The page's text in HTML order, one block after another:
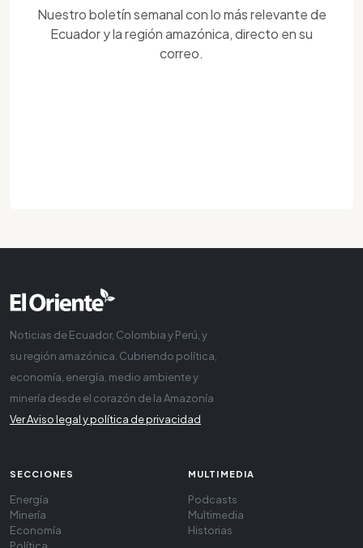
Nuestro boletín semanal con lo más relevante de
Ecuador y la región amazónica, directo en su
correo.
Noticias de Ecuador, Colombia y Perú, y
su región amazónica. Cubriendo política,
economía, energía, medio ambiente y
minería desde el corazón de la Amazonía
Ver Aviso legal y política de privacidad
SECCIONES
Energía
Minería
Economía
MULTIMEDIA
Podcasts
Multimedia
Historias